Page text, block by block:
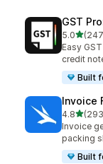
GST
5.0เต็ม 5
ทั้งหมด
Easy
credit
Built
Invoice
4.8เต็ม 5
ทั้งหมด
Invoice
packing
Built